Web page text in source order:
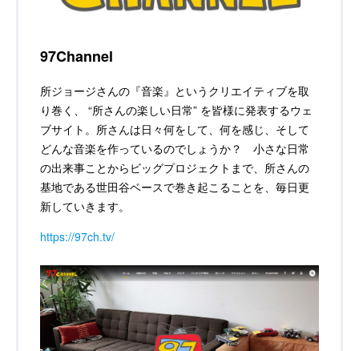
97Channel
所ジョージさんの『音楽』というクリエイティブを取
り巻く、 “所さんの楽しい日常” を皆様に発表するウェ
ブサイト。所さんは日々何をして、何を感じ、そして
どんな音楽を作っているのでしょうか？ 小さな日常
の出来事ことからビッグプロジェクトまで、所さんの
基地である世田谷ベースで巻き起こることを、毎日更
新していきます。
https://97ch.tv/